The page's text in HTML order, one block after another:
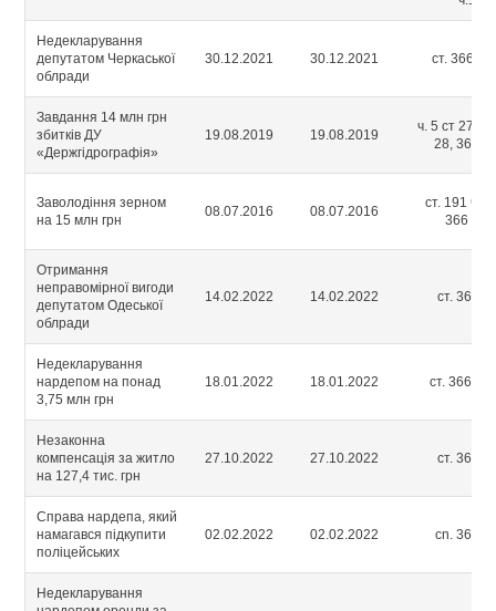
Недекларування
депутатом Черкаської
облради
30.12.2021 30.12.2021 ст. 366-2
Завдання 14 млн грн
збитків ДУ
«Держгідрографія»
19.08.2019 19.08.2019
ч. 5 ст 27, ч.
28, 364 ч.
Заволодіння зерном
на 15 млн грн
08.07.2016 08.07.2016
ст. 191 ч. 5;
366 ч. 1
Отримання
неправомірної вигоди
депутатом Одеської
облради
14.02.2022 14.02.2022 ст. 368
Недекларування
нардепом на понад
3,75 млн грн
18.01.2022 18.01.2022 ст. 366-2
Незаконна
компенсація за житло
на 127,4 тис. грн
27.10.2022 27.10.2022 ст. 364
Справа нардепа, який
намагався підкупити
поліцейських
02.02.2022 02.02.2022 cn. 369 ч.
Недекларування